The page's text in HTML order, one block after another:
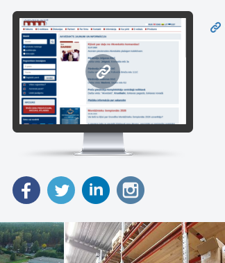
www.akvedukts.lv